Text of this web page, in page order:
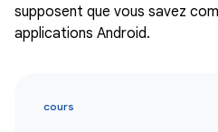
supposent que vous savez
applications Android.
cours